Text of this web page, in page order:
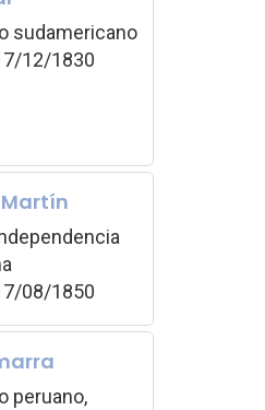
sudamericano
12/1830
08/1850
peruano,